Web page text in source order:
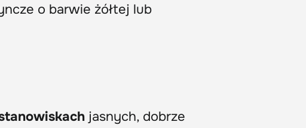
o barwie żółtej lub
jasnych, dobrze